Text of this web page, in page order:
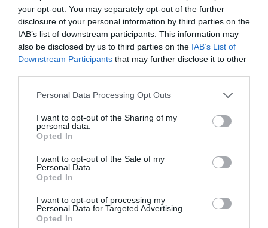
your opt-out. You may separately opt-out of the further
disclosure of your personal information by third parties on the
IAB’s list of downstream participants. This information may
also be disclosed by us to third parties on the IAB’s List of
Downstream Participants that may further disclose it to other
Personal Data Processing Opt Outs
I want to opt-out of the Sharing of my
personal data.
Opted In
I want to opt-out of the Sale of my
Personal Data.
Opted In
I want to opt-out of processing my
Personal Data for Targeted Advertising.
Opted In
RELACIONADAS
Objetivo 4YFN:
inversión,
visibilidad y
clientes
4YFN inspira a
emprender"
de
MWC